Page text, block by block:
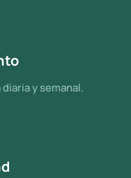
y semanal.